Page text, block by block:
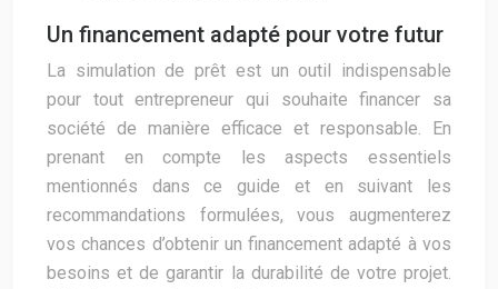
Un financement adapté pour votre futur
La simulation de prêt est un outil indispensable
pour tout entrepreneur qui souhaite financer sa
société de manière efficace et responsable. En
prenant en compte les aspects essentiels
mentionnés dans ce guide et en suivant les
recommandations formulées, vous augmenterez
vos chances d’obtenir un financement adapté à vos
besoins et de garantir la durabilité de votre projet.